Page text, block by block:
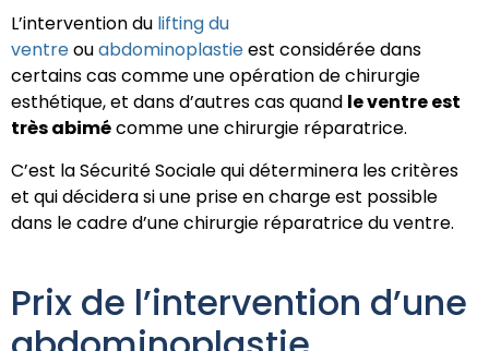
L’intervention du lifting du
ventreouabdominoplastieest considérée dans
certains cas comme une opération de chirurgie
esthétique, et dans d’autres cas quand le ventre est
très abimécomme une chirurgie réparatrice.
C’est la Sécurité Sociale qui déterminera les critères
et qui décidera si une prise en charge est possible
dans le cadre d’une chirurgie réparatrice du ventre.
Prix de l’intervention d’une